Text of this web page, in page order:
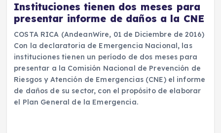
Instituciones tienen dos meses para
presentar informe de daños a la CNE
COSTA RICA (AndeanWire, 01 de Diciembre de 2016)
Con la declaratoria de Emergencia Nacional, las
instituciones tienen un período de dos meses para
presentar a la Comisión Nacional de Prevención de
Riesgos y Atención de Emergencias (CNE) el informe
de daños de su sector, con el propósito de elaborar
el Plan General de la Emergencia.